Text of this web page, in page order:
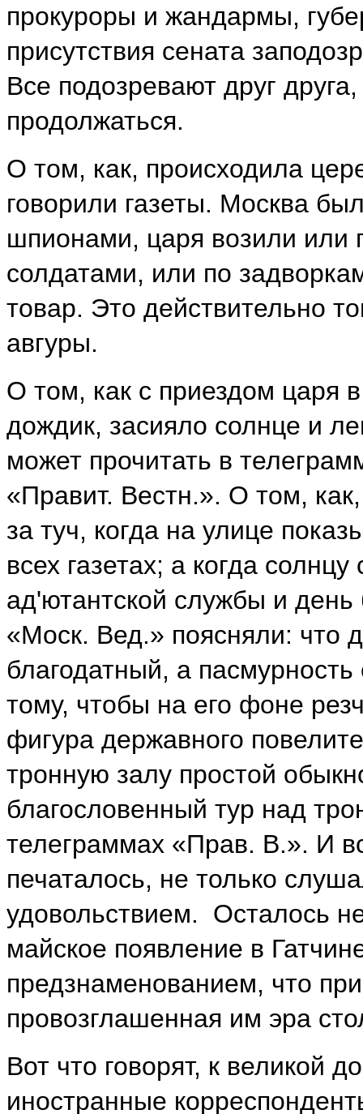
прокуроры и жандармы,
присутствия сената
Все подозревают друг
продолжаться.
О том, как, происходила
говорили газеты. Москва
шпионами, царя возили или
солдатами, или по
товар. Это действительно
авгуры.
О том, как с приездом царя
дождик, засияло солнце и
может прочитать в
«Правит. Вестн.». О том,
за туч, когда на улице
всех газетах; а когда
ад'ютантской службы и
«Моск. Вед.» поясняли: что
благодатный, а пасмурность
тому, чтобы на его фоне
фигура державного
тронную залу простой
благословенный тур над
телеграммах «Прав. В.». И
печаталось, не только
удовольствием. Осталось
майское появление в
предзнаменованием, что
провозглашенная им эра
Вот что говорят, к великой
иностранные